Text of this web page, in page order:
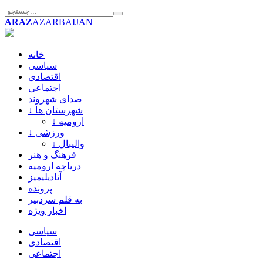
ARAZAZARBAIJAN
خانه
سیاسی
اقتصادی
اجتماعی
صدای شهروند
↓ شهرستان ها
↓ ارومیه
↓ ورزشی
↓ والیبال
فرهنگ و هنر
دریاچه ارومیه
آنادیلیمیز
پرونده
به قلم سردبیر
اخبار ویژه
سیاسی
اقتصادی
اجتماعی